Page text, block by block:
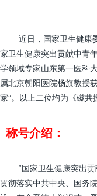
近日，国家卫生健康委
家卫生健康突出贡献中青
学领域专家山东第一医科
属北京朝阳医院杨旗教授
家”。以上二位均为《磁共
称号介绍：
“国家卫生健康突出贡
贯彻落实中共中央、国务